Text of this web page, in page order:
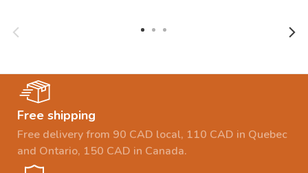
Free shipping
Free delivery from 90 CAD local, 110 CAD in Quebec
and Ontario, 150 CAD in Canada.